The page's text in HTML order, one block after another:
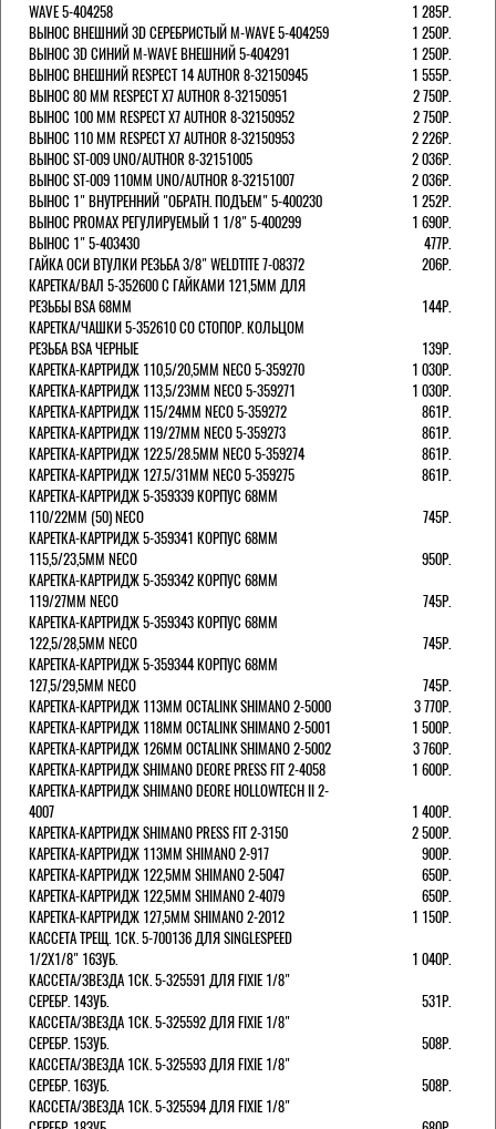
WAVE 5-404258
1 285Р.
ВЫНОС ВНЕШНИЙ 3D СЕРЕБРИСТЫЙ M-WAVE 5-404259
1 250Р.
ВЫНОС 3D СИНИЙ M-WAVE ВНЕШНИЙ 5-404291
1 250Р.
ВЫНОС ВНЕШНИЙ RESPECT 14 AUTHOR 8-32150945
1 555Р.
ВЫНОС 80 ММ RESPECT Х7 AUTHOR 8-32150951
2 750Р.
ВЫНОС 100 ММ RESPECT Х7 AUTHOR 8-32150952
2 750Р.
ВЫНОС 110 ММ RESPECT Х7 AUTHOR 8-32150953
2 226Р.
ВЫНОС ST-009 UNO/AUTHOR 8-32151005
2 036Р.
ВЫНОС ST-009 110ММ UNO/AUTHOR 8-32151007
2 036Р.
ВЫНОС 1" ВНУТРЕННИЙ "ОБРАТН. ПОДЪЕМ" 5-400230
1 252Р.
ВЫНОС PROMAX РЕГУЛИРУЕМЫЙ 1 1/8" 5-400299
1 690Р.
ВЫНОС 1" 5-403430
477Р.
ГАЙКА ОСИ ВТУЛКИ РЕЗЬБА 3/8" WELDTITE 7-08372
206Р.
КАРЕТКА/ВАЛ 5-352600 С ГАЙКАМИ 121,5ММ ДЛЯ
РЕЗЬБЫ BSA 68ММ
144Р.
КАРЕТКА/ЧАШКИ 5-352610 СО СТОПОР. КОЛЬЦОМ
РЕЗЬБА BSA ЧЕРНЫЕ
139Р.
КАРЕТКА-КАРТРИДЖ 110,5/20,5ММ NECO 5-359270
1 030Р.
КАРЕТКА-КАРТРИДЖ 113,5/23ММ NECO 5-359271
1 030Р.
КАРЕТКА-КАРТРИДЖ 115/24ММ NECO 5-359272
861Р.
КАРЕТКА-КАРТРИДЖ 119/27ММ NECO 5-359273
861Р.
КАРЕТКА-КАРТРИДЖ 122.5/28.5ММ NECO 5-359274
861Р.
КАРЕТКА-КАРТРИДЖ 127.5/31ММ NECO 5-359275
861Р.
КАРЕТКА-КАРТРИДЖ 5-359339 КОРПУС 68ММ
110/22ММ (50) NECO
745Р.
КАРЕТКА-КАРТРИДЖ 5-359341 КОРПУС 68ММ
115,5/23,5ММ NECO
950Р.
КАРЕТКА-КАРТРИДЖ 5-359342 КОРПУС 68ММ
119/27ММ NECO
745Р.
КАРЕТКА-КАРТРИДЖ 5-359343 КОРПУС 68ММ
122,5/28,5ММ NECO
745Р.
КАРЕТКА-КАРТРИДЖ 5-359344 КОРПУС 68ММ
127,5/29,5ММ NECO
745Р.
КАРЕТКА-КАРТРИДЖ 113ММ OCTALINK SHIMANO 2-5000
3 770Р.
КАРЕТКА-КАРТРИДЖ 118ММ OCTALINK SHIMANO 2-5001
1 500Р.
КАРЕТКА-КАРТРИДЖ 126ММ OCTALINK SHIMANO 2-5002
3 760Р.
КАРЕТКА-КАРТРИДЖ SHIMANO DEORE PRESS FIT 2-4058
1 600Р.
КАРЕТКА-КАРТРИДЖ SHIMANO DEORE HOLLOWTECH II 2-
4007
1 400Р.
КАРЕТКА-КАРТРИДЖ SHIMANO PRESS FIT 2-3150
2 500Р.
КАРЕТКА-КАРТРИДЖ 113ММ SHIMANO 2-917
900Р.
КАРЕТКА-КАРТРИДЖ 122,5ММ SHIMANO 2-5047
650Р.
КАРЕТКА-КАРТРИДЖ 122,5ММ SHIMANO 2-4079
650Р.
КАРЕТКА-КАРТРИДЖ 127,5ММ SHIMANO 2-2012
1 150Р.
КАССЕТА ТРЕЩ. 1СК. 5-700136 ДЛЯ SINGLESPEED
1/2X1/8" 16ЗУБ.
1 040Р.
КАССЕТА/ЗВЕЗДА 1СК. 5-325591 ДЛЯ FIXIE 1/8"
СЕРЕБР. 14ЗУБ.
531Р.
КАССЕТА/ЗВЕЗДА 1СК. 5-325592 ДЛЯ FIXIE 1/8"
СЕРЕБР. 15ЗУБ.
508Р.
КАССЕТА/ЗВЕЗДА 1СК. 5-325593 ДЛЯ FIXIE 1/8"
СЕРЕБР. 16ЗУБ.
508Р.
КАССЕТА/ЗВЕЗДА 1СК. 5-325594 ДЛЯ FIXIE 1/8"